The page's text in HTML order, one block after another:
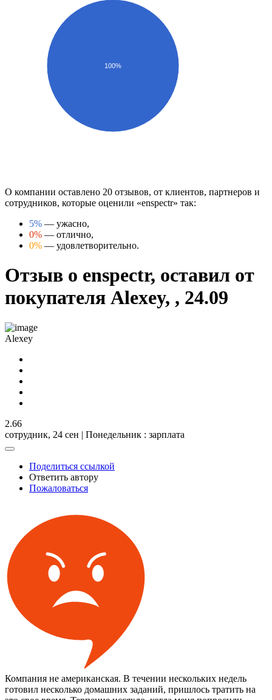
100%
О компании оставлено 20 отзывов, от клиентов, партнеров и
сотрудников, которые оценили «enspectr» так:
5% — ужасно,
0% — отлично,
0% — удовлетворительно.
Отзыв о enspectr, оставил от
покупателя Alexey, , 24.09
Alexey
2.66
сотрудник, 24 сен | Понедельник : зарплата
Поделиться ссылкой
Ответить автору
Пожаловаться
Компания не американская. В течении нескольких недель
готовил несколько домашних заданий, пришлось тратить на